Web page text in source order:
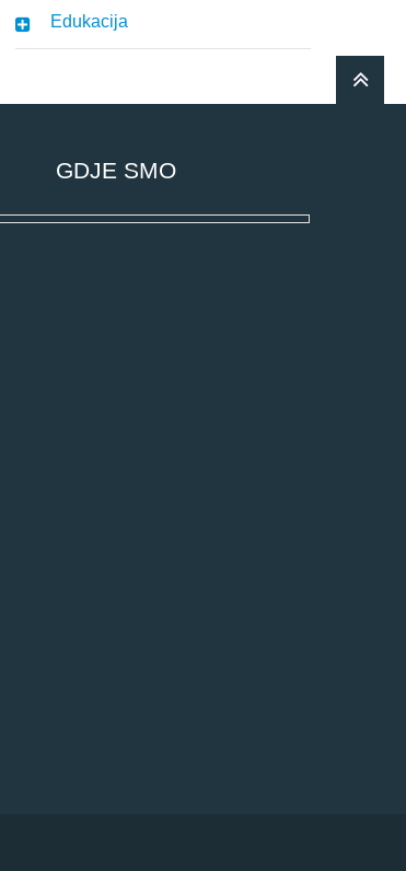
Edukacija
GDJE SMO